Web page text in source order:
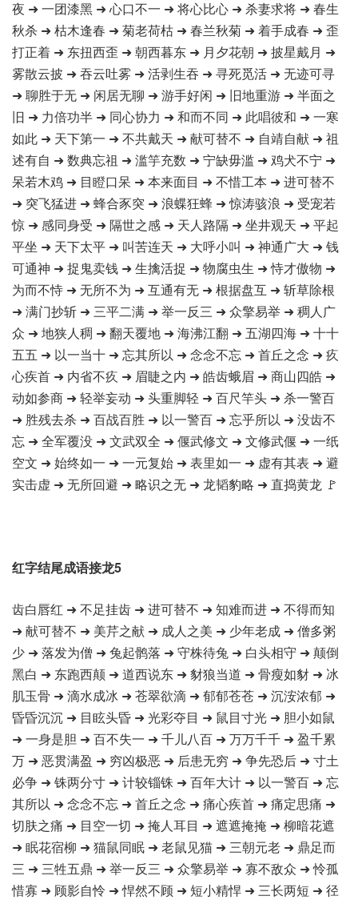
夜 ➜ 一团漆黑 ➜ 心口不一 ➜ 将心比心 ➜ 杀妻求将 ➜ 春生
秋杀 ➜ 枯木逢春 ➜ 菊老荷枯 ➜ 春兰秋菊 ➜ 着手成春 ➜ 歪
打正着 ➜ 东扭西歪 ➜ 朝西暮东 ➜ 月夕花朝 ➜ 披星戴月 ➜
雾散云披 ➜ 吞云吐雾 ➜ 活剥生吞 ➜ 寻死觅活 ➜ 无迹可寻
➜ 聊胜于无 ➜ 闲居无聊 ➜ 游手好闲 ➜ 旧地重游 ➜ 半面之
旧 ➜ 力倍功半 ➜ 同心协力 ➜ 和而不同 ➜ 此唱彼和 ➜ 一寒
如此 ➜ 天下第一 ➜ 不共戴天 ➜ 献可替不 ➜ 自靖自献 ➜ 祖
述有自 ➜ 数典忘祖 ➜ 滥竽充数 ➜ 宁缺毋滥 ➜ 鸡犬不宁 ➜
呆若木鸡 ➜ 目瞪口呆 ➜ 本来面目 ➜ 不惜工本 ➜ 进可替不
➜ 突飞猛进 ➜ 蜂合豕突 ➜ 浪蝶狂蜂 ➜ 惊涛骇浪 ➜ 受宠若
惊 ➜ 感同身受 ➜ 隔世之感 ➜ 天人路隔 ➜ 坐井观天 ➜ 平起
平坐 ➜ 天下太平 ➜ 叫苦连天 ➜ 大呼小叫 ➜ 神通广大 ➜ 钱
可通神 ➜ 捉鬼卖钱 ➜ 生擒活捉 ➜ 物腐虫生 ➜ 恃才傲物 ➜
为而不恃 ➜ 无所不为 ➜ 互通有无 ➜ 根据盘互 ➜ 斩草除根
➜ 满门抄斩 ➜ 三平二满 ➜ 举一反三 ➜ 众擎易举 ➜ 稠人广
众 ➜ 地狭人稠 ➜ 翻天覆地 ➜ 海沸江翻 ➜ 五湖四海 ➜ 十十
五五 ➜ 以一当十 ➜ 忘其所以 ➜ 念念不忘 ➜ 首丘之念 ➜ 疚
心疾首 ➜ 内省不疚 ➜ 眉睫之内 ➜ 皓齿蛾眉 ➜ 商山四皓 ➜
动如参商 ➜ 轻举妄动 ➜ 头重脚轻 ➜ 百尺竿头 ➜ 杀一警百
➜ 胜残去杀 ➜ 百战百胜 ➜ 以一警百 ➜ 忘乎所以 ➜ 没齿不
忘 ➜ 全军覆没 ➜ 文武双全 ➜ 偃武修文 ➜ 文修武偃 ➜ 一纸
空文 ➜ 始终如一 ➜ 一元复始 ➜ 表里如一 ➜ 虚有其表 ➜ 避
实击虚 ➜ 无所回避 ➜ 略识之无 ➜ 龙韬豹略 ➜ 直捣黄龙 🚩
红字结尾成语接龙5
齿白唇红 ➜ 不足挂齿 ➜ 进可替不 ➜ 知难而进 ➜ 不得而知
➜ 献可替不 ➜ 美芹之献 ➜ 成人之美 ➜ 少年老成 ➜ 僧多粥
少 ➜ 落发为僧 ➜ 兔起鹘落 ➜ 守株待兔 ➜ 白头相守 ➜ 颠倒
黑白 ➜ 东跑西颠 ➜ 道西说东 ➜ 豺狼当道 ➜ 骨瘦如豺 ➜ 冰
肌玉骨 ➜ 滴水成冰 ➜ 苍翠欲滴 ➜ 郁郁苍苍 ➜ 沉洝浓郁 ➜
昏昏沉沉 ➜ 目眩头昏 ➜ 光彩夺目 ➜ 鼠目寸光 ➜ 胆小如鼠
➜ 一身是胆 ➜ 百不失一 ➜ 千儿八百 ➜ 万万千千 ➜ 盈千累
万 ➜ 恶贯满盈 ➜ 穷凶极恶 ➜ 后患无穷 ➜ 争先恐后 ➜ 寸土
必争 ➜ 铢两分寸 ➜ 计较锱铢 ➜ 百年大计 ➜ 以一警百 ➜ 忘
其所以 ➜ 念念不忘 ➜ 首丘之念 ➜ 痛心疾首 ➜ 痛定思痛 ➜
切肤之痛 ➜ 目空一切 ➜ 掩人耳目 ➜ 遮遮掩掩 ➜ 柳暗花遮
➜ 眠花宿柳 ➜ 猫鼠同眠 ➜ 老鼠见猫 ➜ 三朝元老 ➜ 鼎足而
三 ➜ 三牲五鼎 ➜ 举一反三 ➜ 众擎易举 ➜ 寡不敌众 ➜ 怜孤
惜寡 ➜ 顾影自怜 ➜ 悍然不顾 ➜ 短小精悍 ➜ 三长两短 ➜ 径